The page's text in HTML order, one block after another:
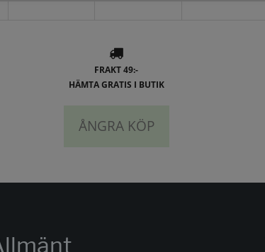
FRAKT 49:-
HÄMTA GRATIS I BUTIK
ÅNGRA KÖP